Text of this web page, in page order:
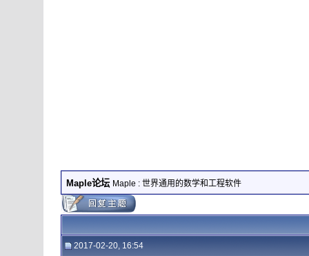
Maple论坛 Maple : 世界通用的数学和工程软件
2017-02-20, 16:54